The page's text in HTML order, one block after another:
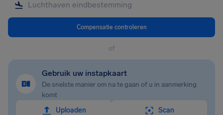
Compensatie controleren
of
Gebruik uw instapkaart
De snelste manier om na te gaan of u in aanmerking
komt
Uploaden
Scan